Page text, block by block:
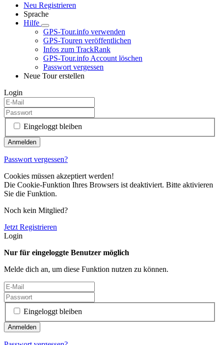
Neu Registrieren
Sprache
Hilfe
GPS-Tour.info verwenden
GPS-Touren veröffentlichen
Infos zum TrackRank
GPS-Tour.info Account löschen
Passwort vergessen
Neue Tour erstellen
Login
Eingeloggt bleiben
Passwort vergessen?
Cookies müssen akzeptiert werden!
Die Cookie-Funktion Ihres Browsers ist deaktiviert. Bitte aktivieren
Sie die Funktion.
Noch kein Mitglied?
Jetzt Registrieren
Login
Nur für eingeloggte Benutzer möglich
Melde dich an, um diese Funktion nutzen zu können.
Eingeloggt bleiben